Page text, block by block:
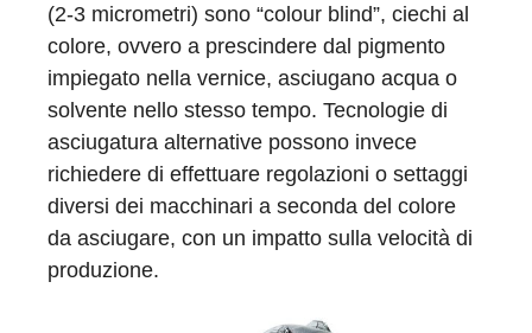
(2-3 micrometri) sono “colour blind”, ciechi al
colore, ovvero a prescindere dal pigmento
impiegato nella vernice, asciugano acqua o
solvente nello stesso tempo. Tecnologie di
asciugatura alternative possono invece
richiedere di effettuare regolazioni o settaggi
diversi dei macchinari a seconda del colore
da asciugare, con un impatto sulla velocità di
produzione.